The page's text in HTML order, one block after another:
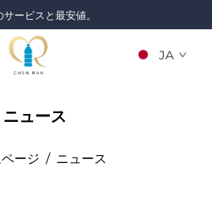
ービスと最安値。
JA
ージ / ニュース
ニュース